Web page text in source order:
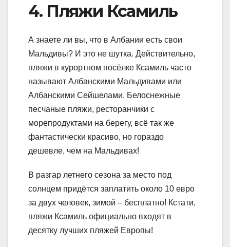
4. Пляжи Ксамиль
А знаете ли вы, что в Албании есть свои
Мальдивы? И это не шутка. Действительно,
пляжи в курортном посёлке Ксамиль часто
называют Албанскими Мальдивами или
Албанскими Сейшелами. Белоснежные
песчаные пляжи, ресторанчики с
морепродуктами на берегу, всё так же
фантастически красиво, но гораздо
дешевле, чем на Мальдивах!
В разгар летнего сезона за место под
солнцем придётся заплатить около 10 евро
за двух человек, зимой – бесплатно! Кстати,
пляжи Ксамиль официально входят в
десятку лучших пляжей Европы!